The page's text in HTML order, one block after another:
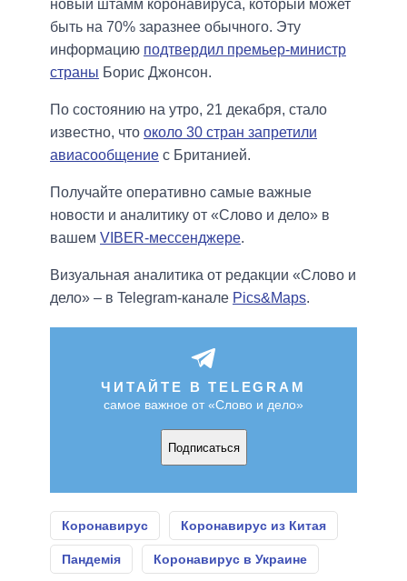
новый штамм коронавируса, который может
быть на 70% заразнее обычного. Эту
информацию подтвердил премьер-министр
страны Борис Джонсон.
По состоянию на утро, 21 декабря, стало
известно, что около 30 стран запретили
авиасообщение с Британией.
Получайте оперативно самые важные
новости и аналитику от «Слово и дело» в
вашем VIBER-мессенджере.
Визуальная аналитика от редакции «Слово и
дело» – в Telegram-канале Pics&Maps.
ЧИТАЙТЕ В TELEGRAM
самое важное от «Слово и дело»
Подписаться
Коронавирус Коронавирус из Китая
Пандемія Коронавирус в Украине